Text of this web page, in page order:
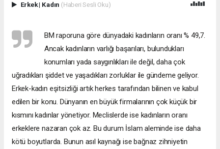
Erkek| Kadın (Haberi Sesli Oku)
BM raporuna göre dünyadaki kadınların oranı % 49,7.
Ancak kadınların varlığı başarıları, bulundukları
konumları yada saygınlıkları ile değil, daha çok
uğradıkları şiddet ve yaşadıkları zorluklar ile gündeme geliyor.
Erkek-kadın eşitsizliği artık herkes tarafından bilinen ve kabul
edilen bir konu. Dünyanın en büyük firmalarının çok küçük bir
kısmını kadınlar yönetiyor. Meclislerde ise kadınların oranı
erkeklere nazaran çok az. Bu durum İslam aleminde ise daha
kötü boyutlarda. Bunun asıl kaynağı ise bağnaz zihniyetin